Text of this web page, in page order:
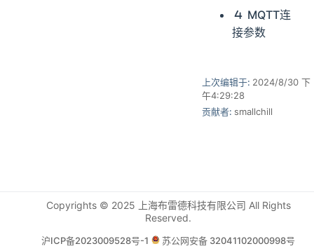
MQTT连
接参数
上次编辑于: 2024/8/30 下
午4:29:28
贡献者: smallchill
Copyrights © 2025 上海布雷德科技有限公司 All Rights
Reserved.
沪ICP备2023009528号-1 苏公网安备 32041102000998号